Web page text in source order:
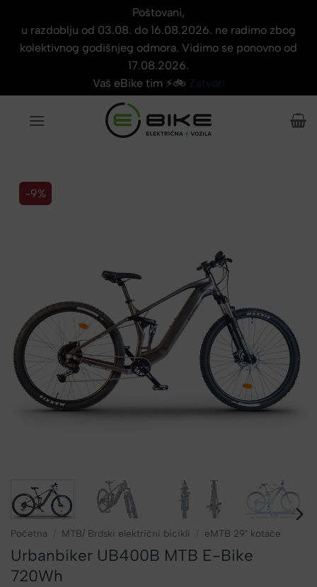
Poštovani,
u razdoblju od 03.08. do 16.08.2026. ne radimo zbog
kolektivnog godišnjeg odmora. Vidimo se ponovno od
17.08.2026.
Vaš eBike tim ⚡🚲 Zatvori
-9%
Početna MTB/ Brdski električni bicikli eMTB 29" kotače
Urbanbiker UB400B MTB E-Bike
720Wh